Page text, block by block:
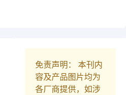
免责声明： 本刊内
容及产品图片均为
各厂商提供，如涉